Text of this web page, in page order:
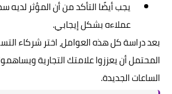
يجب أيضًا التأكد من أن المؤثر
عملاءه بشكل إيجابي.
بعد دراسة كل هذه العوامل، اختر شركاء
المحتمل أن يعززوا علامتك التجارية
الساعات الجديدة.